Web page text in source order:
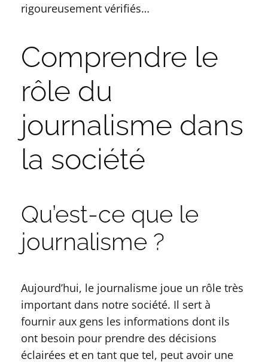
rigoureusement vérifiés…
Comprendre le
rôle du
journalisme dans
la société
Qu’est-ce que le
journalisme ?
Aujourd’hui, le journalisme joue un rôle très
important dans notre société. Il sert à
fournir aux gens les informations dont ils
ont besoin pour prendre des décisions
éclairées et en tant que tel, peut avoir une